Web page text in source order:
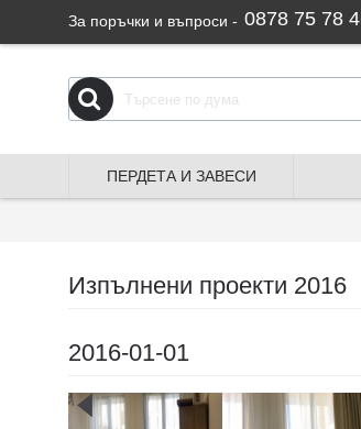
За поръчки и въпроси - 0878 75 78
ПЕРДЕТА И ЗАВЕСИ
Изпълнени проекти 2016
2016-01-01